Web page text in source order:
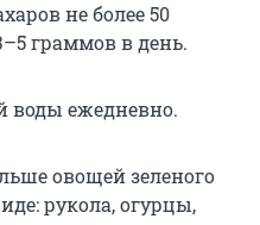
не более 50
граммов в день.
воды ежедневно.
овощей зеленого
рукола, огурцы,